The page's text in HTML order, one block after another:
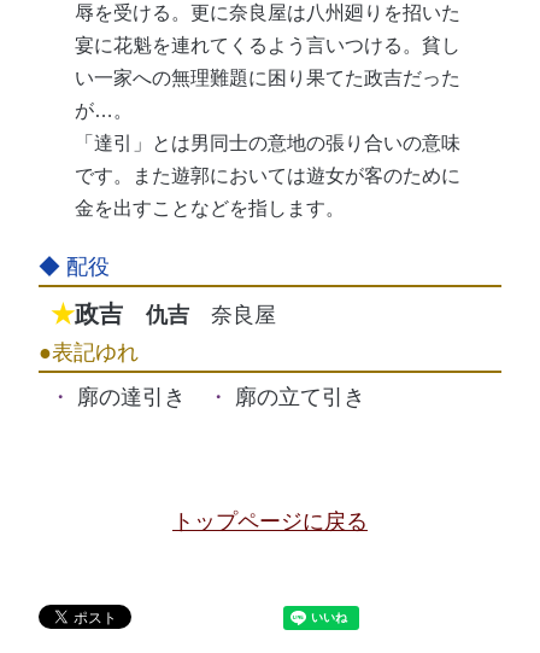
辱を受ける。更に奈良屋は八州廻りを招いた
宴に花魁を連れてくるよう言いつける。貧し
い一家への無理難題に困り果てた政吉だった
が…。
「達引」とは男同士の意地の張り合いの意味
です。また遊郭においては遊女が客のために
金を出すことなどを指します。
政吉 仇吉 奈良屋
廓の達引き 廓の立て引き
トップページに戻る